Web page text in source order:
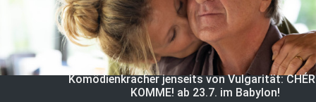
Komödienkracher jenseits von Vulgarität:
KOMME! ab 23.7. im Babylon!